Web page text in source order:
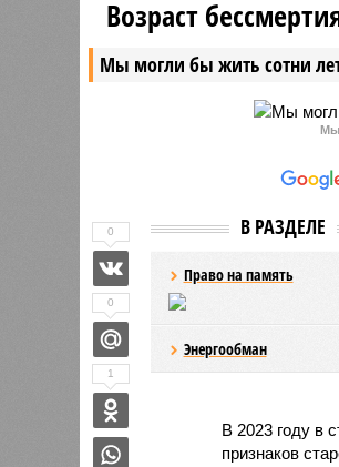
удары, которым подверглись
энергообъекты республики, и
были остановлены.
Мы могли бы жить сотни
Возраст
Мы
В РАЗДЕЛЕ
Право на память
Энергообман
В 2023 году в
признаков
0
0
1